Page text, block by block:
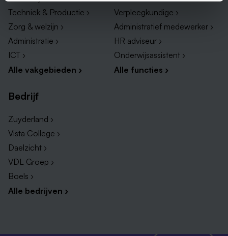
Techniek & Productie ›
Zorg & welzijn ›
Administratie ›
ICT ›
Alle vakgebieden ›
Verpleegkundige ›
Administratief medewerker ›
HR adviseur ›
Onderwijsassistent ›
Alle functies ›
Bedrijf
Zuyderland ›
Vista College ›
Daelzicht ›
VDL Groep ›
Boels ›
Alle bedrijven ›